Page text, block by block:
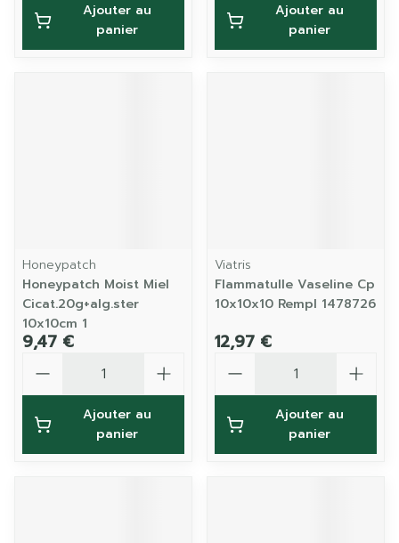
Ajouter au
panier
Ajouter au
panier
Honeypatch
Honeypatch Moist Miel
Cicat.20g+alg.ster
10x10cm 1
9,47 €
Ajouter au
panier
Viatris
Flammatulle Vaseline Cp
10x10x10 Rempl 1478726
12,97 €
Ajouter au
panier